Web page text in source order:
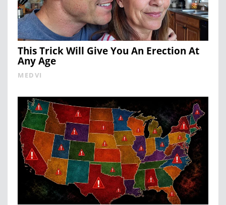
This Trick Will Give You An Erection At
Any Age
MEDVI